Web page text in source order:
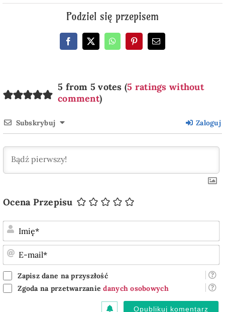
Podziel się przepisem
5 from 5 votes (5 ratings without
comment)
Subskrybuj Zaloguj
Ocena Przepisu
Zapisz dane na przyszłość
Zgoda na przetwarzaniedanych osobowych